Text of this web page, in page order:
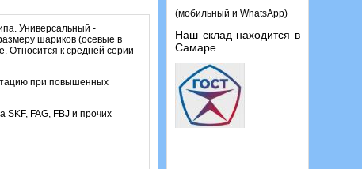
(мобильный и WhatsApp)
Наш склад находится в
Самаре.
Универсальный -
шариков (осевые в
Относится к средней серии
при повышенных
SKF, FAG, FBJ и прочих